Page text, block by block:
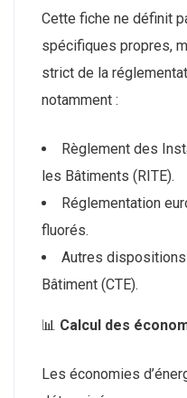
Cette fiche ne définit
spécifiques propres,
strict de la
notamment :
Règlement des
les Bâtiments (RITE).
Réglementation
fluorés.
Autres dispositions
Bâtiment (CTE).
📊 Calcul des
Les économies